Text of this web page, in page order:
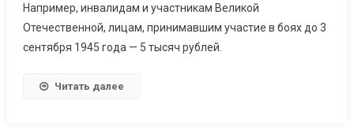
Например, инвалидам и участникам Великой
Отечественной, лицам, принимавшим участие в боях до 3
сентября 1945 года — 5 тысяч рублей.
Читать далее